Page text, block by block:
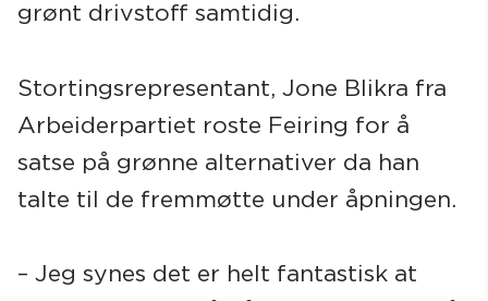
grønt drivstoff samtidig.
Stortingsrepresentant, Jone Blikra fra
Arbeiderpartiet roste Feiring for å
satse på grønne alternativer da han
talte til de fremmøtte under åpningen.
– Jeg synes det er helt fantastisk at